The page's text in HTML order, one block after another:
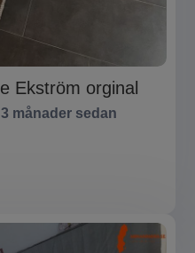
Ekström orginal
månader sedan